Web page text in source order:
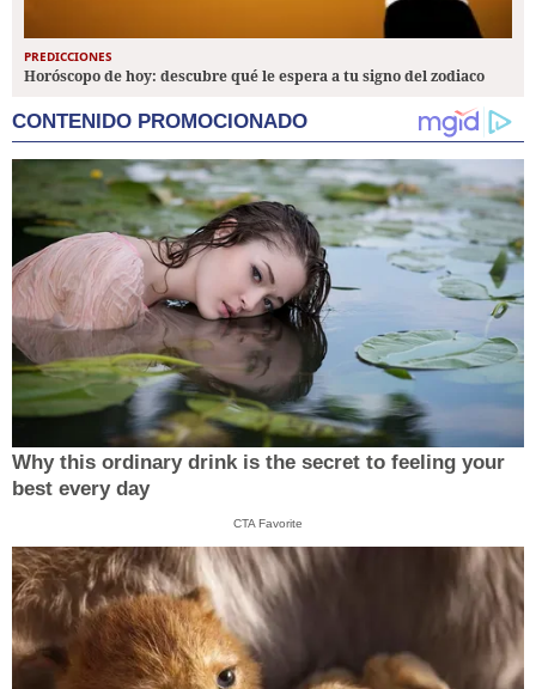
PREDICCIONES
Horóscopo de hoy: descubre qué le espera a tu signo del zodiaco
CONTENIDO PROMOCIONADO
Why this ordinary drink is the secret to feeling your
best every day
CTA Favorite